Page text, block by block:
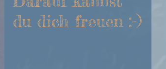
du dich freuen :-)